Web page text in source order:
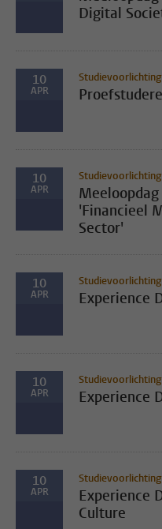
Digital
10
APR
Studievoorlichting
10
APR
'Financieel
Sector'
10
APR
Studievoorlichting
Experience
10
APR
Studievoorlichting
Experience
10
APR
Studievoorlichting
Experience
Culture